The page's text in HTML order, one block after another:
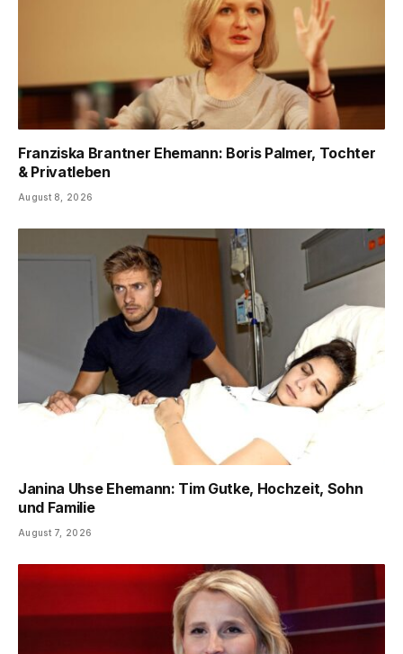
Franziska Brantner Ehemann: Boris Palmer, Tochter
& Privatleben
August 8, 2026
Janina Uhse Ehemann: Tim Gutke, Hochzeit, Sohn
und Familie
August 7, 2026